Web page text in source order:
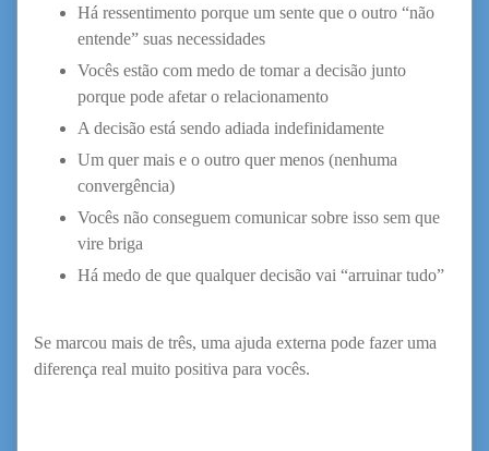
Há ressentimento porque um sente que o outro “não
entende” suas necessidades
Vocês estão com medo de tomar a decisão junto
porque pode afetar o relacionamento
A decisão está sendo adiada indefinidamente
Um quer mais e o outro quer menos (nenhuma
convergência)
Vocês não conseguem comunicar sobre isso sem que
vire briga
Há medo de que qualquer decisão vai “arruinar tudo”
Se marcou mais de três, uma ajuda externa pode fazer uma
diferença real muito positiva para vocês.